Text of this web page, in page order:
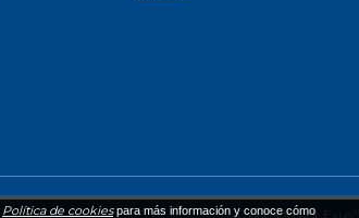
Diseñado por Exus™
Política de cookiespara más información y conoce cómo